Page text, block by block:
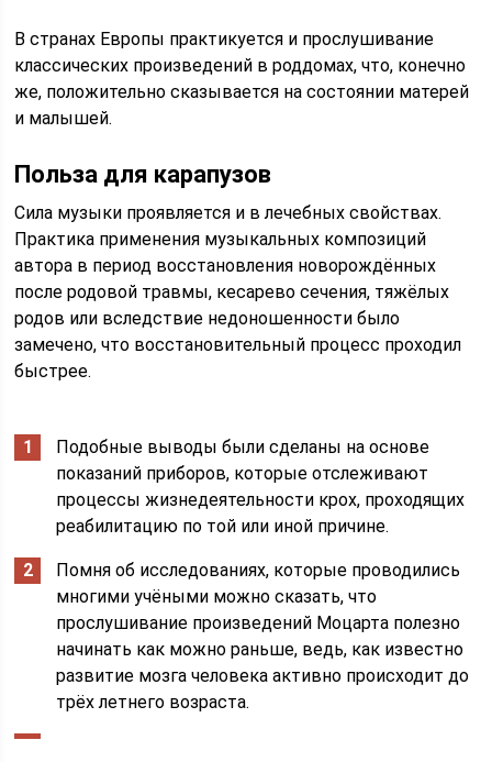
В странах Европы практикуется и прослушивание
классических произведений в роддомах, что, конечно
же, положительно сказывается на состоянии матерей
и малышей.
Польза для карапузов
Сила музыки проявляется и в лечебных свойствах.
Практика применения музыкальных композиций
автора в период восстановления новорождённых
после родовой травмы, кесарево сечения, тяжёлых
родов или вследствие недоношенности было
замечено, что восстановительный процесс проходил
быстрее.
Подобные выводы были сделаны на основе
показаний приборов, которые отслеживают
процессы жизнедеятельности крох, проходящих
реабилитацию по той или иной причине.
Помня об исследованиях, которые проводились
многими учёными можно сказать, что
прослушивание произведений Моцарта полезно
начинать как можно раньше, ведь, как известно
развитие мозга человека активно происходит до
трёх летнего возраста.